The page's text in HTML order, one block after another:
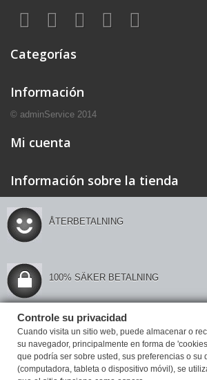
Categorías
Información
© adminService 2014
Mi cuenta
Información sobre la tienda
ÅTERBETALNING
100% SÄKER BETALNING
Controle su privacidad
Controle su privacidad
Cuando visita un sitio web, puede almacenar o
su navegador, principalmente en forma de
que podría ser sobre usted, sus preferencias o su
(computadora, tableta o dispositivo móvil), se